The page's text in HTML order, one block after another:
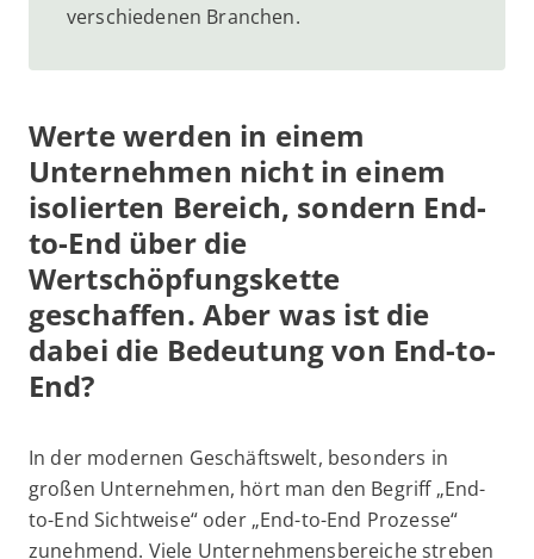
verschiedenen Branchen.
Werte werden in einem
Unternehmen nicht in einem
isolierten Bereich, sondern End-
to-End über die
Wertschöpfungskette
geschaffen. Aber was ist die
dabei die Bedeutung von End-to-
End?
In der modernen Geschäftswelt, besonders in
großen Unternehmen, hört man den Begriff „End-
to-End Sichtweise“ oder „End-to-End Prozesse“
zunehmend. Viele Unternehmensbereiche streben